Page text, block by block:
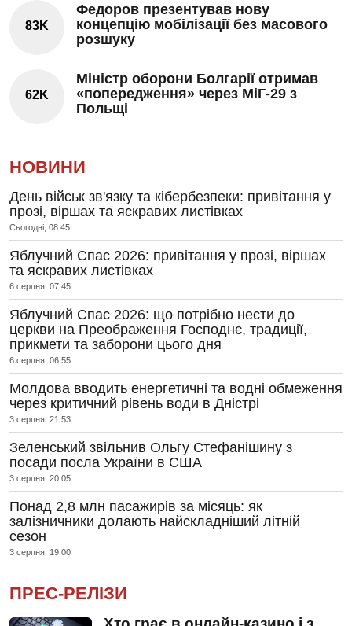
83K
Федоров презентував нову
концепцію мобілізації без масового
розшуку
62K
Міністр оборони Болгарії отримав
«попередження» через МіГ-29 з
Польщі
НОВИНИ
День військ зв'язку та кібербезпеки: привітання у
прозі, віршах та яскравих листівках
Сьогодні, 08:45
Яблучний Спас 2026: привітання у прозі, віршах
та яскравих листівках
6 серпня, 07:45
Яблучний Спас 2026: що потрібно нести до
церкви на Преображення Господнє, традиції,
прикмети та заборони цього дня
6 серпня, 06:55
Молдова вводить енергетичні та водні обмеження
через критичний рівень води в Дністрі
3 серпня, 21:53
Зеленський звільнив Ольгу Стефанішину з
посади посла України в США
3 серпня, 20:05
Понад 2,8 млн пасажирів за місяць: як
залізничники долають найскладніший літній
сезон
3 серпня, 19:00
ПРЕС-РЕЛІЗИ